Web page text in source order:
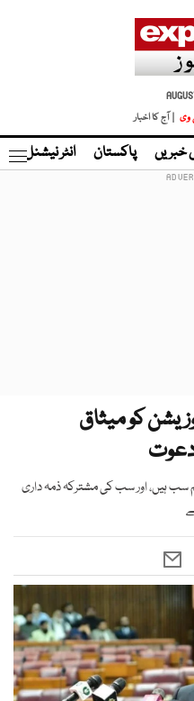
وی | آج کا اخبار
پاکستان انٹر نیشنل
کو میثاق
دعوت
سب ہیں، اور سب کی مشترکہ ذمہ داری